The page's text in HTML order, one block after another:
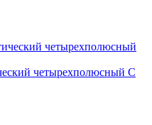
четырехполюсный C